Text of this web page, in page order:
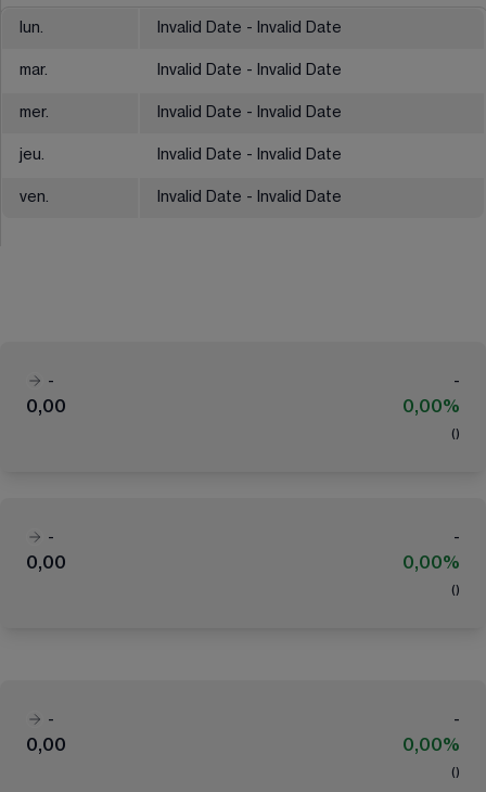
lun. Invalid Date - Invalid Date
mar. Invalid Date - Invalid Date
mer. Invalid Date - Invalid Date
jeu. Invalid Date - Invalid Date
ven. Invalid Date - Invalid Date
-
-
0,00
0,00%
( )
-
-
0,00
0,00%
( )
-
-
0,00
0,00%
( )